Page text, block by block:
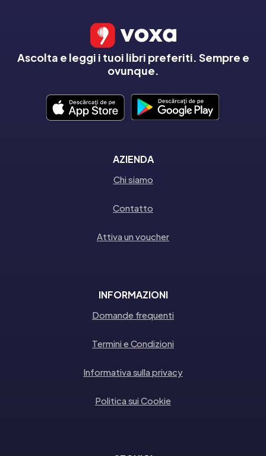
Ascolta e leggi i tuoi libri preferiti. Sempre e
ovunque.
AZIENDA
Chi siamo
Contatto
Attiva un voucher
INFORMAZIONI
Domande frequenti
Termini e Condizioni
Informativa sulla privacy
Politica sui Cookie